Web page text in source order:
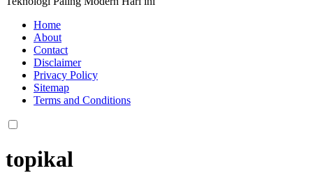
Home
About
Contact
Disclaimer
Privacy Policy
Sitemap
Terms and Conditions
topikal